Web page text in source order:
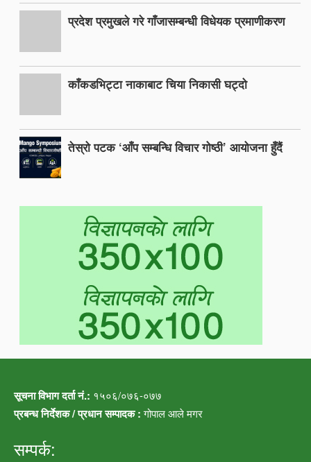
प्रदेश प्रमुखले गरे गाँजासम्बन्धी विधेयक प्रमाणीकरण
काँकडभिट्टा नाकाबाट चिया निकासी घट्दो
तेस्रो पटक ‘आँप सम्बन्धि विचार गोष्ठी’ आयोजना हुँदैं
सूचना विभाग दर्ता नं.: १५०६/०७६-०७७
प्रबन्ध निर्देशक / प्रधान सम्पादक :गोपाल आले मगर
सम्पर्क: